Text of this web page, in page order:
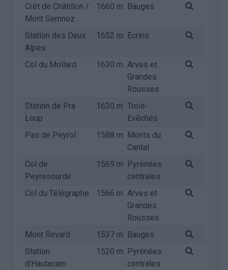
Crêt de Châtillon /
Mont Semnoz
1660 m Bauges
Station des Deux
Alpes
1652 m Ecrins
Col du Mollard 1630 m Arves et
Grandes
Rousses
Station de Pra
Loup
1630 m Trois-
Evêchés
Pas de Peyrol
1588 m Monts du
Cantal
Col de
Peyresourde
1569 m Pyrénées
centrales
Col du Télégraphe
1566 m Arves et
Grandes
Rousses
Mont Revard
1537 m Bauges
Station
d'Hautacam
1520 m Pyrénées
centrales